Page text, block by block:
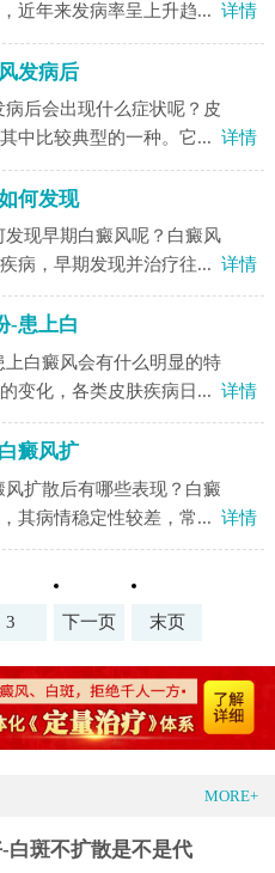
近年来发病率呈上升趋... 详情
发病后
后会出现什么症状呢？皮
中比较典型的一种。它... 详情
何发现
现早期白癜风呢？白癜风
病，早期发现并治疗往... 详情
-患上白
白癜风会有什么明显的特
变化，各类皮肤疾病日... 详情
癜风扩
扩散后有哪些表现？白癜
其病情稳定性较差，常... 详情
3 下一页 末页
MORE+
白斑不扩散是不是代